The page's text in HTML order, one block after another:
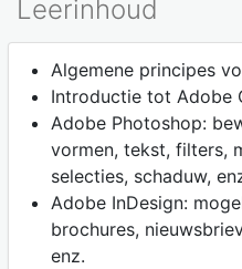
Leerinhoud
Algemene principes
Introductie tot Adobe
Adobe Photoshop:
vormen, tekst, filters,
selecties, schaduw,
Adobe InDesign:
brochures,
enz.